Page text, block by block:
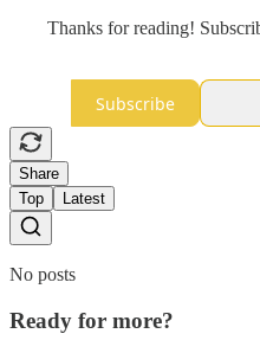
Thanks for reading!
Subscribe
Share
Top
Latest
No posts
Ready for more?